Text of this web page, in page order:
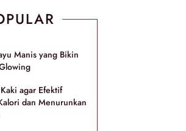
Manis yang Bikin
agar Efektif
dan Menurunkan